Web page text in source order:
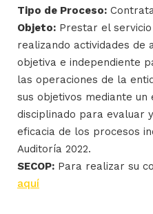
Tipo de Proceso:
Objeto: Prestar el
realizando actividades de
objetiva e independiente
las operaciones de la
sus objetivos mediante un
disciplinado para evaluar
eficacia de los procesos
Auditoría 2022.
SECOP: Para realizar su
aquí